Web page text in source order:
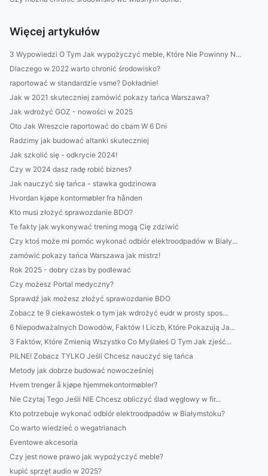
Więcej artykułów
3 Wypowiedzi O Tym Jak wypożyczyć meble, Które Nie Powinny N...
Dlaczego w 2022 warto chronić środowisko?
raportować w standardzie vsme? Dokładnie!
Jak w 2021 skuteczniej zamówić pokazy tańca Warszawa?
Jak wdrożyć GOZ - nowości w 2025
Oto Jak Wreszcie raportować do cbam W 6 Dni
Radzimy jak budować altanki skuteczniej
Jak szkolić się - odkrycie 2024!
Czy w 2024 dasz radę robić biznes?
Jak nauczyć się tańca - stawka godzinowa
Hvordan kjøpe kontormøbler fra hånden
Kto musi złożyć sprawozdanie BDO?
Te fakty jak wykonywać trening mogą Cię zdziwić
Czy ktoś może mi pomóc wykonać odbiór elektroodpadów w Biały...
zamówić pokazy tańca Warszawa jak mistrz!
Rok 2025 - dobry czas by podlewać
Czy możesz Portal medyczny?
Sprawdź jak możesz złożyć sprawozdanie BDO
Zobacz te 9 ciekawostek o tym jak wdrożyć eudr w prosty spos...
6 Niepodważalnych Dowodów, Faktów I Liczb, Które Pokazują Ja...
3 Faktów, Które Zmienią Wszystko Co Myślałeś O Tym Jak zjeść...
PILNE! Zobacz TYLKO Jeśli Chcesz nauczyć się tańca
Metody jak dobrze budować nowocześniej
Hvem trenger å kjøpe hjemmekontormøbler?
Nie Czytaj Tego Jeśli NIE Chcesz obliczyć ślad węglowy w fir...
Kto potrzebuje wykonać odbiór elektroodpadów w Białymstoku?
Co warto wiedzieć o wegatrianach
Eventowe akcesoria
Czy jest nowe prawo jak wypożyczyć meble?
kupić sprzęt audio w 2025?